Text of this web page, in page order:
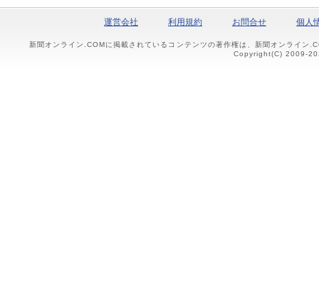
運営会社 利用規約 お問合せ 個人
新聞オンライン.COMに掲載されているコンテンツの著作権は、新聞オンライン
Copyright(C) 2009-